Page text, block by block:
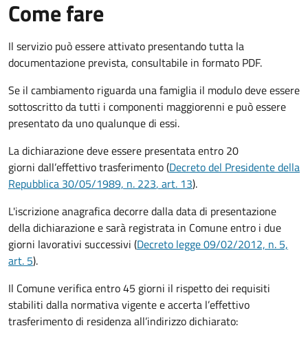
Come fare
Il servizio può essere attivato presentando tutta la
documentazione prevista, consultabile in formato PDF.
Se il cambiamento riguarda una famiglia il modulo deve essere
sottoscritto da tutti i componenti maggiorenni e può essere
presentato da uno qualunque di essi.
La dichiarazione deve essere presentata entro 20
giorni dall’effettivo trasferimento (Decreto del Presidente della
Repubblica 30/05/1989, n. 223, art. 13).
L'iscrizione anagrafica decorre dalla data di presentazione
della dichiarazione e sarà registrata in Comune entro i due
giorni lavorativi successivi (Decreto legge 09/02/2012, n. 5,
art. 5).
Il Comune verifica entro45 giorni il rispetto dei requisiti
stabiliti dalla normativa vigente e accerta l’effettivo
trasferimento di residenza all’indirizzo dichiarato: